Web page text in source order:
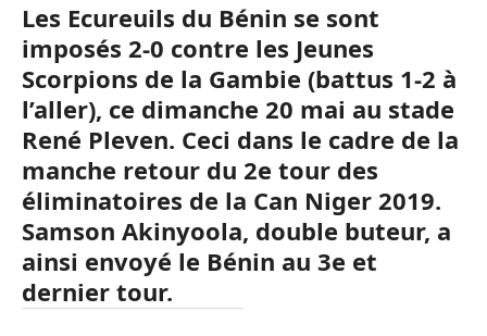
Les Ecureuils du Bénin se sont
imposés 2-0 contre les Jeunes
Scorpions de la Gambie (battus 1-2 à
l’aller), ce dimanche 20 mai au stade
René Pleven. Ceci dans le cadre de la
manche retour du 2e tour des
éliminatoires de la Can Niger 2019.
Samson Akinyoola, double buteur, a
ainsi envoyé le Bénin au 3e et
dernier tour.